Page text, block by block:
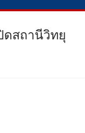
ดสถานีวิทยุ